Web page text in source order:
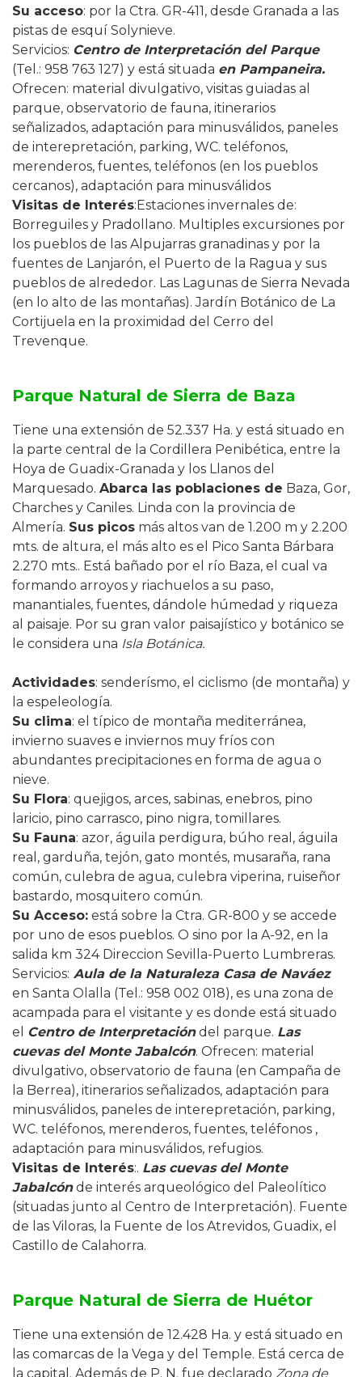
Su acceso: por la Ctra. GR-411, desde Granada a las
pistas de esquí Solynieve.
Servicios: Centro de Interpretación del Parque
(Tel.: 958 763 127) y está situada en Pampaneira.
Ofrecen: material divulgativo, visitas guiadas al
parque, observatorio de fauna, itinerarios
señalizados, adaptación para minusválidos, paneles
de interepretación, parking, WC. teléfonos,
merenderos, fuentes, teléfonos (en los pueblos
cercanos), adaptación para minusválidos
Visitas de Interés:Estaciones invernales de:
Borreguiles y Pradollano. Multiples excursiones por
los pueblos de las Alpujarras granadinas y por la
fuentes de Lanjarón, el Puerto de la Ragua y sus
pueblos de alrededor. Las Lagunas de Sierra Nevada
(en lo alto de las montañas). Jardín Botánico de La
Cortijuela en la proximidad del Cerro del
Trevenque.
Parque Natural de Sierra de Baza
Tiene una extensión de 52.337 Ha. y está situado en
la parte central de la Cordillera Penibética, entre la
Hoya de Guadix-Granada y los Llanos del
Marquesado. Abarca las poblaciones de Baza, Gor,
Charches y Caniles. Linda con la provincia de
Almería. Sus picos más altos van de 1.200 m y 2.200
mts. de altura, el más alto es el Pico Santa Bárbara
2.270 mts.. Está bañado por el río Baza, el cual va
formando arroyos y riachuelos a su paso,
manantiales, fuentes, dándole húmedad y riqueza
al paisaje. Por su gran valor paisajístico y botánico se
le considera una Isla Botánica.
Actividades: senderísmo, el ciclismo (de montaña) y
la espeleología.
Su clima: el típico de montaña mediterránea,
invierno suaves e inviernos muy fríos con
abundantes precipitaciones en forma de agua o
nieve.
Su Flora: quejigos, arces, sabinas, enebros, pino
laricio, pino carrasco, pino nigra, tomillares.
Su Fauna: azor, águila perdigura, búho real, águila
real, garduña, tejón, gato montés, musaraña, rana
común, culebra de agua, culebra viperina, ruiseñor
bastardo, mosquitero común.
Su Acceso: está sobre la Ctra. GR-800 y se accede
por uno de esos pueblos. O sino por la A-92, en la
salida km 324 Direccion Sevilla-Puerto Lumbreras.
Servicios: Aula de la Naturaleza Casa de Naváez
en Santa Olalla (Tel.: 958 002 018), es una zona de
acampada para el visitante y es donde está situado
el Centro de Interpretacióndel parque. Las
cuevas del Monte Jabalcón. Ofrecen: material
divulgativo, observatorio de fauna (en Campaña de
la Berrea), itinerarios señalizados, adaptación para
minusválidos, paneles de interepretación, parking,
WC. teléfonos, merenderos, fuentes, teléfonos ,
adaptación para minusválidos, refugios.
Visitas de Interés:. Las cuevas del Monte
Jabalcónde interés arqueológico del Paleolítico
(situadas junto al Centro de Interpretación). Fuente
de las Viloras, la Fuente de los Atrevidos, Guadix, el
Castillo de Calahorra.
Parque Natural de Sierra de Huétor
Tiene una extensión de 12.428 Ha. y está situado en
las comarcas de la Vega y del Temple. Está cerca de
la capital. Además de P. N. fue declarado Zona de